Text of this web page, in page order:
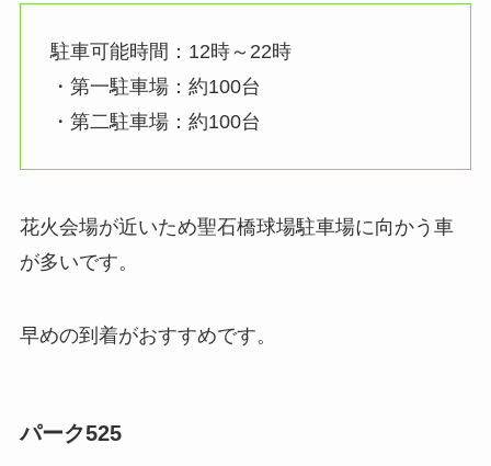
駐車可能時間：12時～22時
・第一駐車場：約100台
・第二駐車場：約100台
花火会場が近いため聖石橋球場駐車場に向かう車
が多いです。
早めの到着がおすすめです。
パーク525